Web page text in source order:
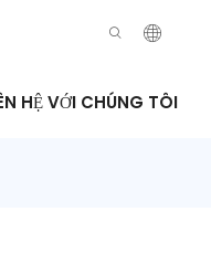
HỆ VỚI CHÚNG TÔI